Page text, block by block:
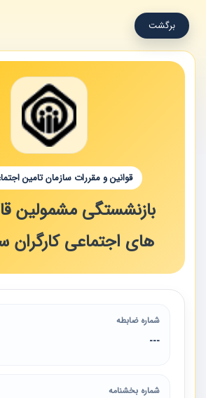
برگشت
قوانین و مقررات سازمان تامین
بازنشستگی مشمولین
های اجتماعی کارگران
شماره ضابطه
---
شماره بخشنامه